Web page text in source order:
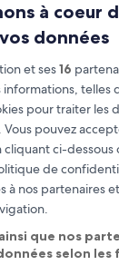
to Try
food to try
lime-
in
local
you’re in
Venture
à coeur
données
et ses16
informations, telles
pour traiter les
Vous pouvez
ci-dessous
de
à nos partenaires
que nos
selon les